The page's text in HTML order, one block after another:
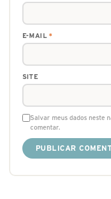
E-MAIL*
SITE
Salvar meus dados neste
comentar.